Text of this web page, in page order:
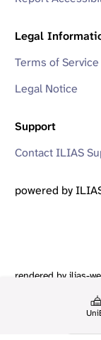
Legal
Terms of Service
Legal Notice
Support
Contact ILIAS
powered by
rendered by ilias-